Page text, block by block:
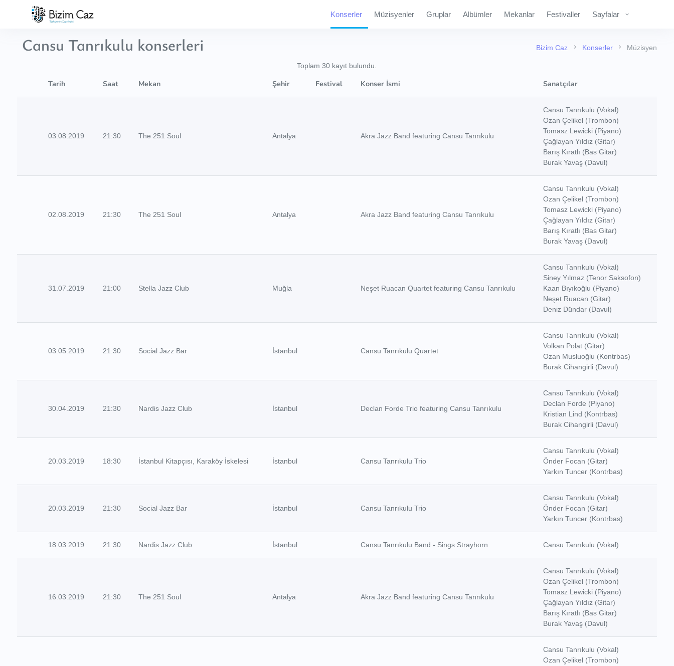
Konserler Müzisyenler Gruplar Albümler Mekanlar Festivaller Sayfalar
Bizim Caz Konserler Müzisyen
Cansu Tanrıkulu konserleri
Toplam 30 kayıt bulundu.
Tarih Saat Mekan Şehir Festival Konser İsmi Sanatçılar
03.08.2019 21:30 The 251 Soul Antalya Akra Jazz Band featuring Cansu Tanrıkulu
Cansu Tanrıkulu (Vokal)
Ozan Çelikel (Trombon)
Tomasz Lewicki (Piyano)
Çağlayan Yıldız (Gitar)
Barış Kıratlı (Bas Gitar)
Burak Yavaş (Davul)
02.08.2019 21:30 The 251 Soul Antalya Akra Jazz Band featuring Cansu Tanrıkulu
Cansu Tanrıkulu (Vokal)
Ozan Çelikel (Trombon)
Tomasz Lewicki (Piyano)
Çağlayan Yıldız (Gitar)
Barış Kıratlı (Bas Gitar)
Burak Yavaş (Davul)
31.07.2019 21:00 Stella Jazz Club Muğla Neşet Ruacan Quartet featuring Cansu Tanrıkulu
Cansu Tanrıkulu (Vokal)
Siney Yılmaz (Tenor Saksofon)
Kaan Bıyıkoğlu (Piyano)
Neşet Ruacan (Gitar)
Deniz Dündar (Davul)
03.05.2019 21:30 Social Jazz Bar İstanbul Cansu Tanrıkulu Quartet
Cansu Tanrıkulu (Vokal)
Volkan Polat (Gitar)
Ozan Musluoğlu (Kontrbas)
Burak Cihangirli (Davul)
30.04.2019 21:30 Nardis Jazz Club İstanbul Declan Forde Trio featuring Cansu Tanrıkulu
Cansu Tanrıkulu (Vokal)
Declan Forde (Piyano)
Kristian Lind (Kontrbas)
Burak Cihangirli (Davul)
20.03.2019 18:30 İstanbul Kitapçısı, Karaköy İskelesi İstanbul Cansu Tanrıkulu Trio
Cansu Tanrıkulu (Vokal)
Önder Focan (Gitar)
Yarkın Tuncer (Kontrbas)
20.03.2019 21:30 Social Jazz Bar İstanbul Cansu Tanrıkulu Trio
Cansu Tanrıkulu (Vokal)
Önder Focan (Gitar)
Yarkın Tuncer (Kontrbas)
18.03.2019 21:30 Nardis Jazz Club İstanbul Cansu Tanrıkulu Band - Sings Strayhorn Cansu Tanrıkulu (Vokal)
16.03.2019 21:30 The 251 Soul Antalya Akra Jazz Band featuring Cansu Tanrıkulu
Cansu Tanrıkulu (Vokal)
Ozan Çelikel (Trombon)
Tomasz Lewicki (Piyano)
Çağlayan Yıldız (Gitar)
Barış Kıratlı (Bas Gitar)
Burak Yavaş (Davul)
Cansu Tanrıkulu (Vokal)
Ozan Çelikel (Trombon)